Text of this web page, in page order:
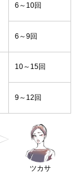
6～10回
6～9回
10～15回
9～12回
ツカサ